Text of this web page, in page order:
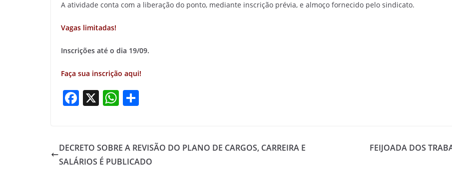
A atividade conta com a liberação do ponto, mediante inscrição prévia, e almoço fornecido pelo sindicato.
Vagas limitadas!
Inscrições até o dia 19/09.
Faça sua inscrição aqui!
F
e
b
X W
s
A
e
DECRETO SOBRE A REVISÃO DO PLANO DE CARGOS, CARREIRA E
SALÁRIOS É PUBLICADO
FEIJOADA DOS